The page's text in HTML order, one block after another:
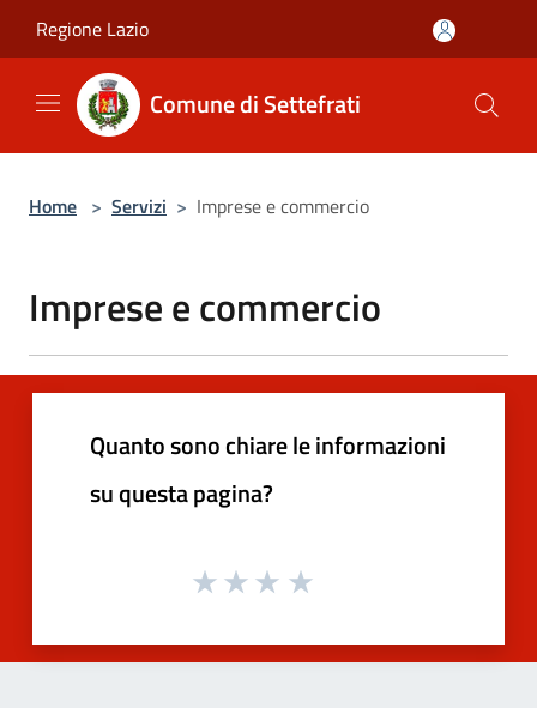
Regione Lazio
Comune di Settefrati
Home > Servizi > Imprese e commercio
Imprese e commercio
Quanto sono chiare le informazioni
su questa pagina?